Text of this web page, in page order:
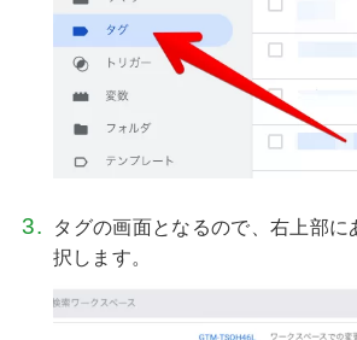
タグの画面となるので、右上部に
択します。